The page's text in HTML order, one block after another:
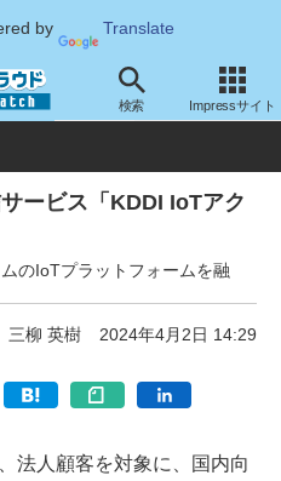
by Translate
検索 Impressサイト
通信インフラ
ービス「KDDI IoTアク
のIoTプラットフォームを融
三柳 英樹 2024年4月2日 14:29
法人顧客を対象に、国内向